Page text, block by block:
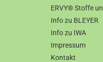
ERVY® Stoffe
Info zu BLEYER
Info zu IWA
Impressum
Kontakt